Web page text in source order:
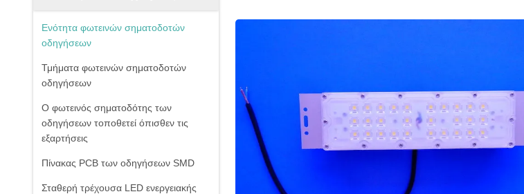
Ενότητα φωτεινών σηματοδοτών
οδηγήσεων
Τμήματα φωτεινών σηματοδοτών
οδηγήσεων
Ο φωτεινός σηματοδότης των
οδηγήσεων τοποθετεί όπισθεν τις
εξαρτήσεις
Πίνακας PCB των οδηγήσεων SMD
Σταθερή τρέχουσα LED ενεργειακής